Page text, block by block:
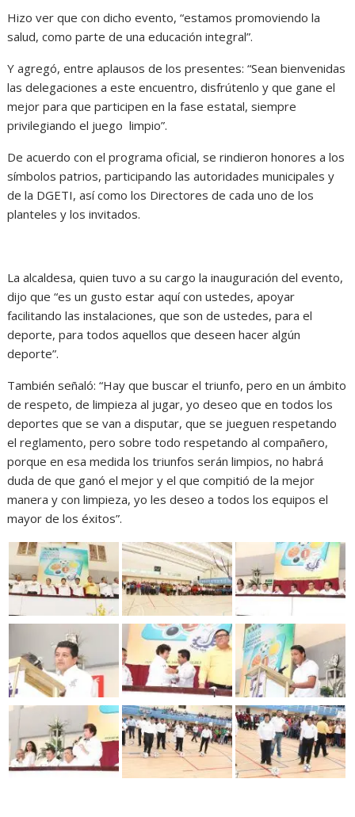
Hizo ver que con dicho evento, “estamos promoviendo la
salud, como parte de una educación integral”.
Y agregó, entre aplausos de los presentes: “Sean bienvenidas
las delegaciones a este encuentro, disfrútenlo y que gane el
mejor para que participen en la fase estatal, siempre
privilegiando el juego limpio”.
De acuerdo con el programa oficial, se rindieron honores a los
símbolos patrios, participando las autoridades municipales y
de la DGETI, así como los Directores de cada uno de los
planteles y los invitados.
La alcaldesa, quien tuvo a su cargo la inauguración del evento,
dijo que “es un gusto estar aquí con ustedes, apoyar
facilitando las instalaciones, que son de ustedes, para el
deporte, para todos aquellos que deseen hacer algún
deporte”.
También señaló: “Hay que buscar el triunfo, pero en un ámbito
de respeto, de limpieza al jugar, yo deseo que en todos los
deportes que se van a disputar, que se jueguen respetando
el reglamento, pero sobre todo respetando al compañero,
porque en esa medida los triunfos serán limpios, no habrá
duda de que ganó el mejor y el que compitió de la mejor
manera y con limpieza, yo les deseo a todos los equipos el
mayor de los éxitos”.